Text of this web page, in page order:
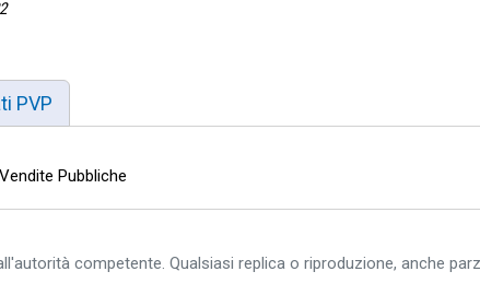
PVP
Pubbliche
competente. Qualsiasi replica o riproduzione, anche